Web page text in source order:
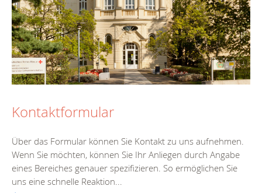
Kontaktformular
Über das Formular können Sie Kontakt zu uns aufnehmen.
Wenn Sie möchten, können Sie Ihr Anliegen durch Angabe
eines Bereiches genauer spezifizieren. So ermöglichen Sie
uns eine schnelle Reaktion...